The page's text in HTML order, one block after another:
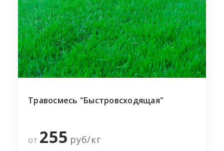
Травосмесь "Быстровсходящая"
от 255 руб/кг